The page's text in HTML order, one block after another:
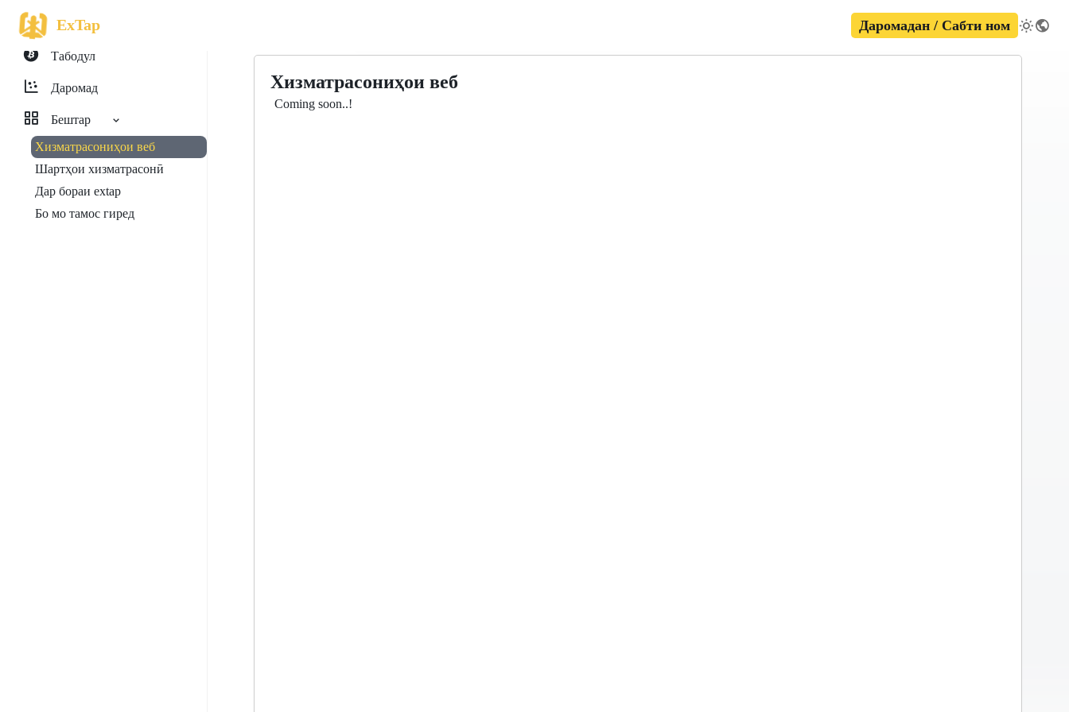
ExTap Даромадан / Сабти ном
Табодул
Даромад
Бештар
Хизматрасониҳои веб
Шартҳои хизматрасонӣ
Дар бораи extap
Бо мо тамос гиред
Хизматрасониҳои веб
Coming soon..!